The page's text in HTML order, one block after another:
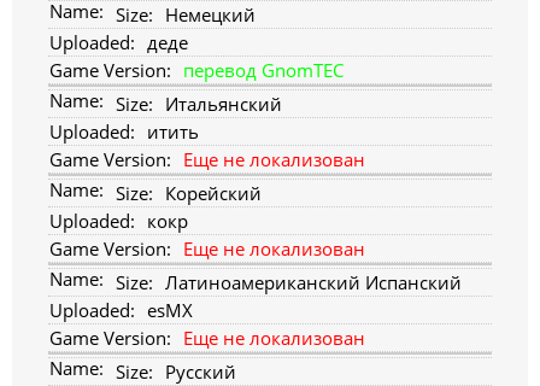
Немецкий
деде
перевод GnomTEC
Итальянский
итить
Еще не локализован
Корейский
кокр
Еще не локализован
Латиноамериканский Испанский
esMX
Еще не локализован
Русский